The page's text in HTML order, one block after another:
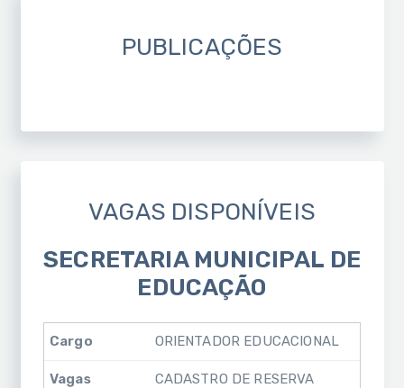
PUBLICAÇÕES
VAGAS DISPONÍVEIS
SECRETARIA MUNICIPAL DE
EDUCAÇÃO
ORIENTADOR EDUCACIONAL
CADASTRO DE RESERVA